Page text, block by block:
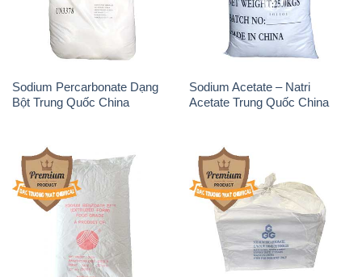
Sodium Percarbonate Dạng
Bột Trung Quốc China
Sodium Acetate – Natri
Acetate Trung Quốc China